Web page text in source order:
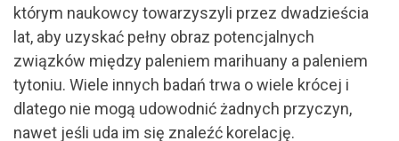
którym naukowcy towarzyszyli przez dwadzieścia
lat, aby uzyskać pełny obraz potencjalnych
związków między paleniem marihuany a paleniem
tytoniu. Wiele innych badań trwa o wiele krócej i
dlatego nie mogą udowodnić żadnych przyczyn,
nawet jeśli uda im się znaleźć korelację.